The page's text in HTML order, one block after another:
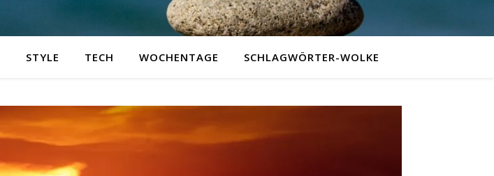
STYLE TECH WOCHENTAGE SCHLAGWÖRTER-WOLKE